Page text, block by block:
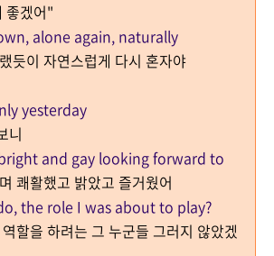
좋겠어"
alone again, naturally
듯이 자연스럽게 다시 혼자야
yesterday
니
and gay looking forward to
쾌활했고 밝았고 즐거웠어
the role I was about to play?
할을 하려는 그 누군들 그러지 않았겠